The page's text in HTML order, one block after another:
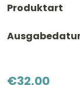
Produktart
€32,00